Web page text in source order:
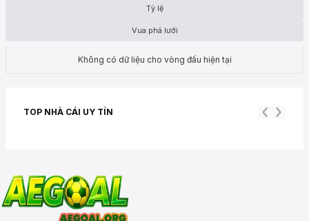
Tỷ lệ
Vua phá lưới
Không có dữ liệu cho vòng đấu hiện tại
TOP NHÀ CÁI UY TÍN